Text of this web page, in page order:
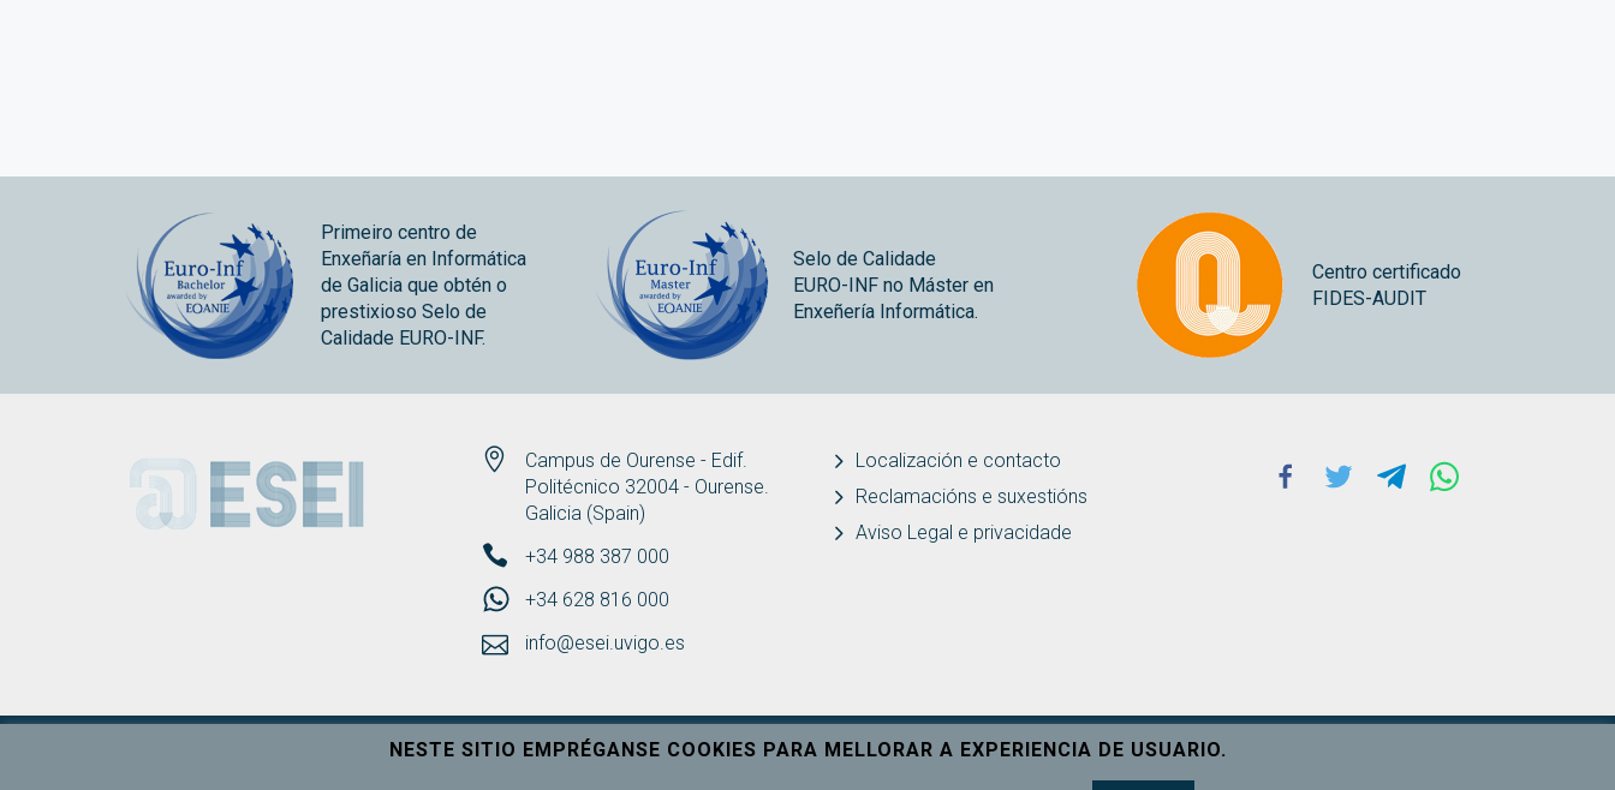
Primeiro centro de
Enxeñaría en Informática
de Galicia que obtén o
prestixioso Selo de
Calidade EURO-INF.
Selo de Calidade
EURO-INF no Máster en
Enxeñería Informática.
Centro certificado
FIDES-AUDIT
ESEI
Campus de Ourense - Edif.
Politécnico 32004 - Ourense.
Galicia (Spain)
+34 988 387 000
+34 628 816 000
info@esei.uvigo.es
Localización e contacto
Reclamacións e suxestións
Aviso Legal e privacidade
Facebook
Twitter Telegram
NESTE SITIO EMPRÉGANSE COOKIES PARA MELLORAR A EXPERIENCIA DE USUARIO.